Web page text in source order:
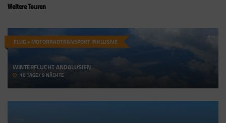
Weitere Touren
FLUG + MOTORRADTRANSPORT INKLUSIVE
WINTERFLUCHT ANDALUSIEN
10 TAGE/ 9 NÄCHTE